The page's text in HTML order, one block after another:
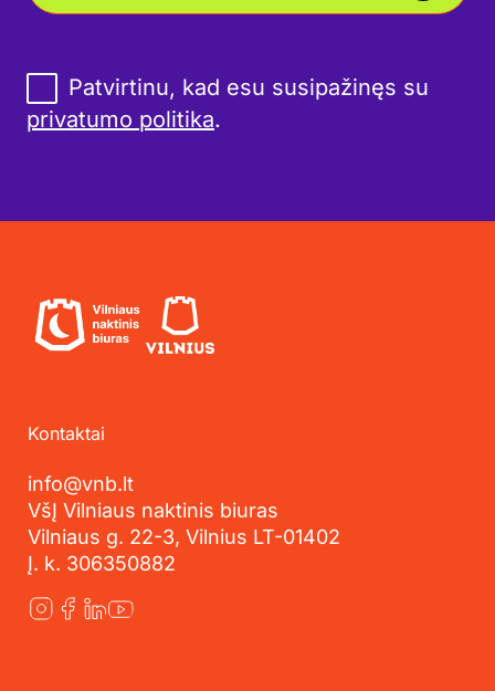
Patvirtinu, kad esu susipažinęs su
privatumo politika.
Kontaktai
info@vnb.lt
VšĮ Vilniaus naktinis biuras
Vilniaus g. 22-3, Vilnius LT-01402
Į. k. 306350882